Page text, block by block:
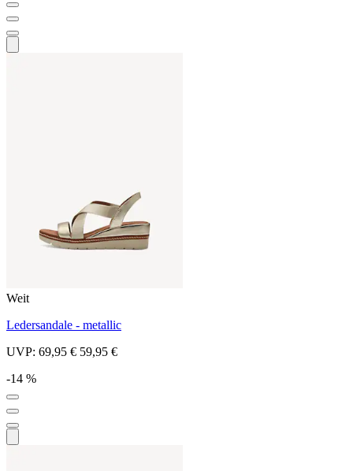
Weit
Ledersandale - metallic
UVP: 69,95 € 59,95 €
-14 %